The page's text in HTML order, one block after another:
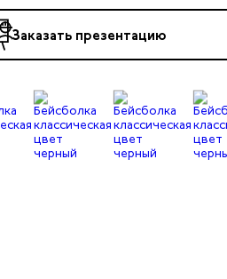
Заказать презентацию